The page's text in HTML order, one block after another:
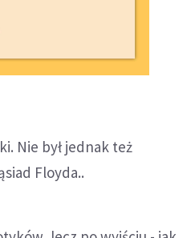
Nie był jednak też
Floyda..